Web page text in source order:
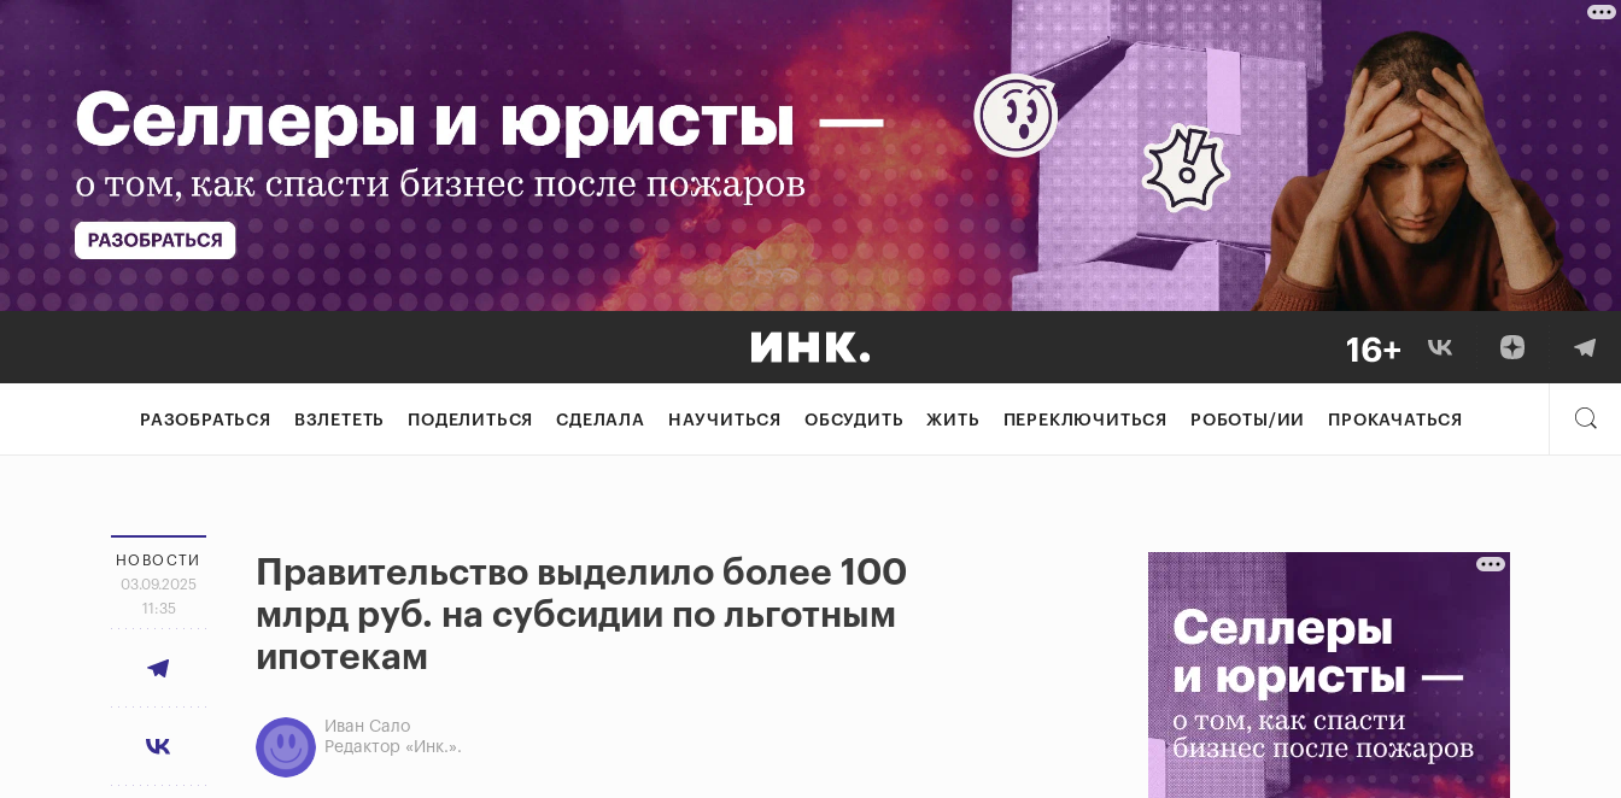
РАЗОБРАТЬСЯ ВЗЛЕТЕТЬ ПОДЕЛИТЬСЯ СДЕЛАЛА НАУЧИТЬСЯ ОБСУДИТЬ ЖИТЬ ПЕРЕКЛЮЧИТЬСЯ РОБОТЫ/ИИ ПРОКАЧАТЬСЯ
НОВОСТИ
03.09.2025
11:35
Правительство выделило более 100
млрд руб. на субсидии по льготным
ипотекам
Иван Сало
Редактор «Инк.».